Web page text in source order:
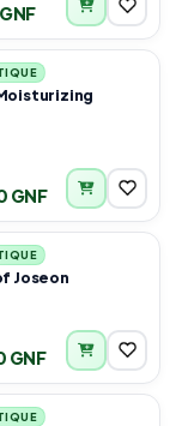
2
GNF
3
Joseon
GNF
5